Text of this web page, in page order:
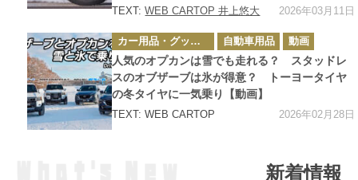
TEXT:WEB CARTOP 井上悠大 2026年03月11日
カ
テ
ゴ
リ
ー
カー用品・グッズ情報 自動車用品 動画
人気のオプカンは雪でも走れる？ スタッドレ
スのオブザーブは氷が得意？ トーヨータイヤ
の冬タイヤに一気乗り【動画】
TEXT: WEB CARTOP 2026年02月28日
新着情報